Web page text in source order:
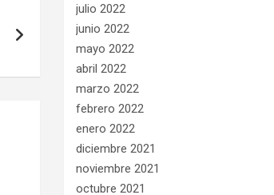
julio 2022
junio 2022
mayo 2022
abril 2022
marzo 2022
febrero 2022
enero 2022
diciembre 2021
noviembre 2021
octubre 2021